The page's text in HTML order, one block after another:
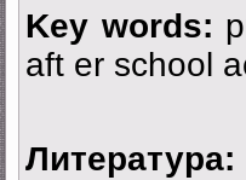
Key words:
aft er school
Литература: